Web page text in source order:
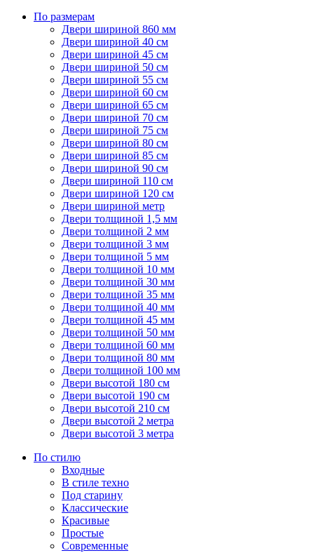
По размерам
Двери шириной 860 мм
Двери шириной 40 см
Двери шириной 45 см
Двери шириной 50 см
Двери шириной 55 см
Двери шириной 60 см
Двери шириной 65 см
Двери шириной 70 см
Двери шириной 75 см
Двери шириной 80 см
Двери шириной 85 см
Двери шириной 90 см
Двери шириной 110 см
Двери шириной 120 см
Двери шириной метр
Двери толщиной 1,5 мм
Двери толщиной 2 мм
Двери толщиной 3 мм
Двери толщиной 5 мм
Двери толщиной 10 мм
Двери толщиной 30 мм
Двери толщиной 35 мм
Двери толщиной 40 мм
Двери толщиной 45 мм
Двери толщиной 50 мм
Двери толщиной 60 мм
Двери толщиной 80 мм
Двери толщиной 100 мм
Двери высотой 180 см
Двери высотой 190 см
Двери высотой 210 см
Двери высотой 2 метра
Двери высотой 3 метра
По стилю
Входные
В стиле техно
Под старину
Классические
Красивые
Простые
Современные